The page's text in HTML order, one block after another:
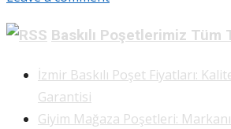
Baskılı Poşetlerimiz Tüm
İzmir Baskılı Poşet Fiyatları:
Garantisi
Giyim Mağaza Poşetleri: